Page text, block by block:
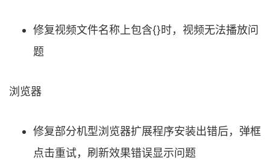
修复视频文件名称上包含{}时，视频无法播放问
题
浏览器
修复部分机型浏览器扩展程序安装出错后，弹框
点击重试，刷新效果错误显示问题